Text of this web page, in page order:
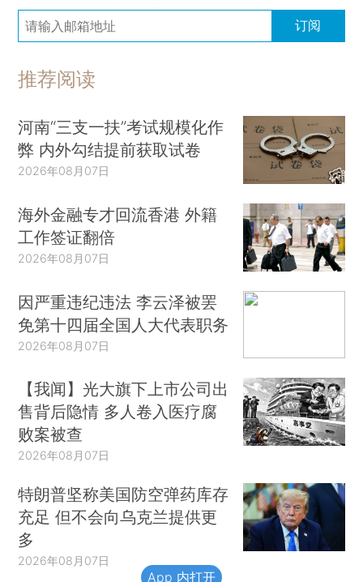
订阅
推荐阅读
河南“三支一扶”考试规模化作
弊 内外勾结提前获取试卷
2026年08月07日
海外金融专才回流香港 外籍
工作签证翻倍
2026年08月07日
因严重违纪违法 李云泽被罢
免第十四届全国人大代表职务
2026年08月07日
【我闻】光大旗下上市公司出
售背后隐情 多人卷入医疗腐
败案被查
2026年08月07日
特朗普坚称美国防空弹药库存
充足 但不会向乌克兰提供更
多
2026年08月07日
App 内打开